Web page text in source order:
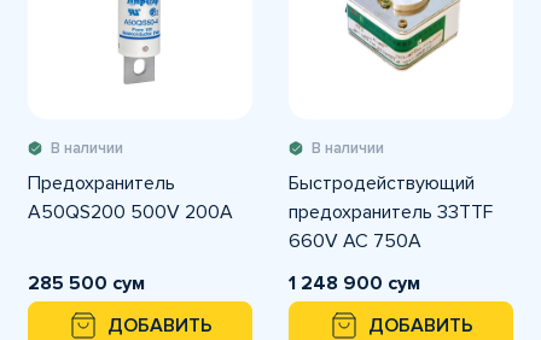
В наличии
Предохранитель
A50QS200 500V 200A
285 500 сум
ДОБАВИТЬ
В наличии
Быстродействующий
предохранитель 33TTF
660V AC 750A
1 248 900 сум
ДОБАВИТЬ